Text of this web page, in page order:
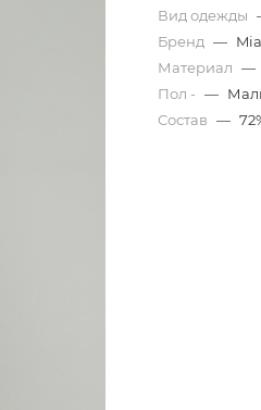
Вид одежды
Бренд —
Материал —
Пол - —
Состав —